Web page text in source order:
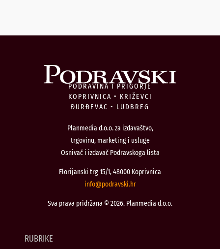
PODRAVINA I PRIGORJE
KOPRIVNICA • KRIŽEVCI
ĐURĐEVAC • LUDBREG
Planmedia d.o.o. za izdavaštvo,
trgovinu, marketing i usluge
Osnivač i izdavač Podravskoga lista
Florijanski trg 15/1, 48000 Koprivnica
rh.iksvardop
@ofni
Sva prava pridržana © 2026. Planmedia d.o.o.
RUBRIKE